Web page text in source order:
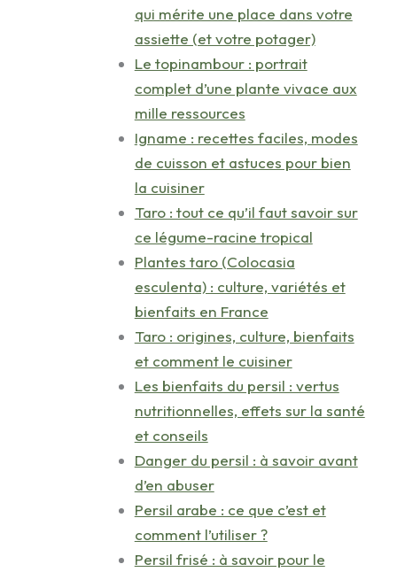
qui mérite une place dans votre
assiette (et votre potager)
Le topinambour : portrait
complet d’une plante vivace aux
mille ressources
Igname : recettes faciles, modes
de cuisson et astuces pour bien
la cuisiner
Taro : tout ce qu’il faut savoir sur
ce légume-racine tropical
Plantes taro (Colocasia
esculenta) : culture, variétés et
bienfaits en France
Taro : origines, culture, bienfaits
et comment le cuisiner
Les bienfaits du persil : vertus
nutritionnelles, effets sur la santé
et conseils
Danger du persil : à savoir avant
d’en abuser
Persil arabe : ce que c’est et
comment l’utiliser ?
Persil frisé : à savoir pour le